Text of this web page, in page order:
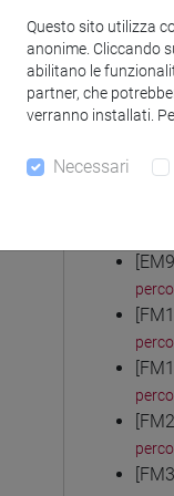
Questo sito utilizza
anonime. Cliccando
abilitano le
partner, che
verranno installati.
Necessari